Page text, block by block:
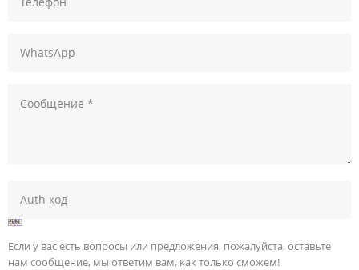
Если у вас есть вопросы или предложения, пожалуйста, оставьте
нам сообщение, мы ответим вам, как только сможем!